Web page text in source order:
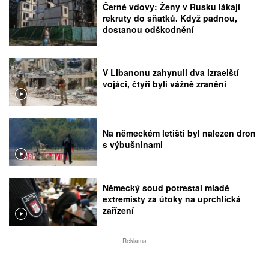
Černé vdovy: Ženy v Rusku lákají
rekruty do sňatků. Když padnou,
dostanou odškodnění
V Libanonu zahynuli dva izraelští
vojáci, čtyři byli vážně zraněni
Na německém letišti byl nalezen dron
s výbušninami
Německý soud potrestal mladé
extremisty za útoky na uprchlická
zařízení
Reklama